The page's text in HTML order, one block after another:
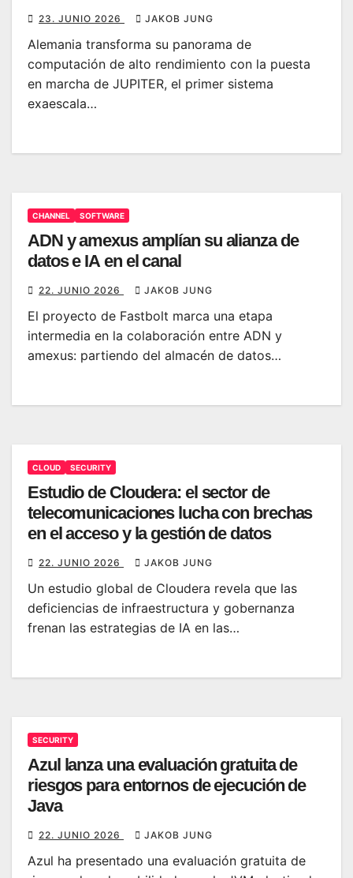
23. JUNIO 2026 JAKOB JUNG
Alemania transforma su panorama de
computación de alto rendimiento con la puesta
en marcha de JUPITER, el primer sistema
exaescala…
CHANNEL SOFTWARE
ADN y amexus amplían su alianza de
datos e IA en el canal
22. JUNIO 2026 JAKOB JUNG
El proyecto de Fastbolt marca una etapa
intermedia en la colaboración entre ADN y
amexus: partiendo del almacén de datos…
CLOUD SECURITY
Estudio de Cloudera: el sector de
telecomunicaciones lucha con brechas
en el acceso y la gestión de datos
22. JUNIO 2026 JAKOB JUNG
Un estudio global de Cloudera revela que las
deficiencias de infraestructura y gobernanza
frenan las estrategias de IA en las…
SECURITY
Azul lanza una evaluación gratuita de
riesgos para entornos de ejecución de
Java
22. JUNIO 2026 JAKOB JUNG
Azul ha presentado una evaluación gratuita de